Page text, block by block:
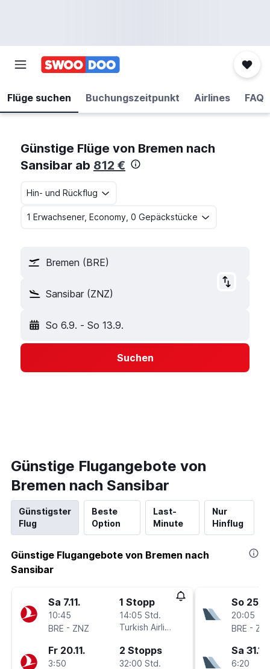
Flüge suchen Buchungszeitpunkt Airlines FAQ
Günstige Flüge von Bremen nach
Sansibar ab 812 €
Hin- und Rückflug
1 Erwachsener, Economy, 0 Gepäckstücke
Bremen (BRE)
Sansibar (ZNZ)
So 6.9. - So 13.9.
Suchen
Günstige Flugangebote von
Bremen nach Sansibar
Günstigster
Flug
Beste
Option
Last-
Minute
Nur
Hinflug
Günstige Flugangebote von Bremen nach
Sansibar
Sa 7.11.
10:45
BRE - ZNZ
1 Stopp
14:05 Std.
Turkish Airlines
Fr 20.11.
3:50
2 Stopps
32:00 Std.
So
20:05
BRE -
Sa
6:20